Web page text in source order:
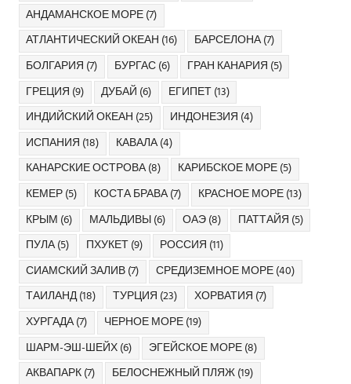
АНДАМАНСКОЕ МОРЕ(7)
АТЛАНТИЧЕСКИЙ ОКЕАН (16) БАРСЕЛОНА(7)
БОЛГАРИЯ (7) БУРГАС(6) ГРАН КАНАРИЯ (5)
ГРЕЦИЯ (9) ДУБАЙ (6) ЕГИПЕТ(13)
ИНДИЙСКИЙ ОКЕАН (25) ИНДОНЕЗИЯ (4)
ИСПАНИЯ (18) КАВАЛА(4)
КАНАРСКИЕ ОСТРОВА(8) КАРИБСКОЕ МОРЕ(5)
КЕМЕР(5) КОСТА БРАВА(7) КРАСНОЕ МОРЕ(13)
КРЫМ (6) МАЛЬДИВЫ(6) ОАЭ(8) ПАТТАЙЯ (5)
ПУЛА(5) ПХУКЕТ(9) РОССИЯ (11)
СИАМСКИЙ ЗАЛИВ(7) СРЕДИЗЕМНОЕ МОРЕ(40)
ТАИЛАНД(18) ТУРЦИЯ (23) ХОРВАТИЯ (7)
ХУРГАДА(7) ЧЕРНОЕ МОРЕ(19)
ШАРМ-ЭШ-ШЕЙХ(6) ЭГЕЙСКОЕ МОРЕ(8)
АКВАПАРК(7) БЕЛОСНЕЖНЫЙ ПЛЯЖ(19)